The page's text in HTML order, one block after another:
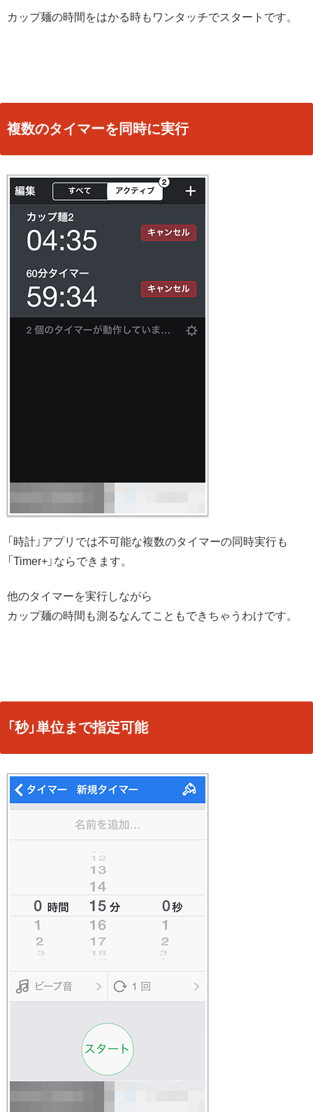
カップ麺の時間をはかる時もワンタッチでスタートです。
複数のタイマーを同時に実行
「時計」アプリでは不可能な複数のタイマーの同時実行も
「Timer+」ならできます。
他のタイマーを実行しながら
カップ麺の時間も測るなんてこともできちゃうわけです。
「秒」単位まで指定可能